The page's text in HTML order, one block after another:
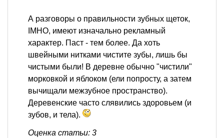
А разговоры о правильности зубных щеток,
IMHO, имеют изначально рекламный
характер. Паст - тем более. Да хоть
швейными нитками чистите зубы, лишь бы
чистыми были! В деревне обычно "чистили"
морковкой и яблоком (ели попросту, а затем
вычищали межзубное пространство).
Деревенские часто слявились здоровьем (и
зубов, и тела).
Оценка статьи: 3